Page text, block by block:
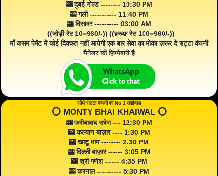
🎰 दुबई गोल्ड -------- 10:30 PM
🎰 गली ----------- 11:40 PM
🎰 दिसावर ---------- 03:00 AM
((जोड़ी रेट 10=960/-)) ((हरूफ़ रेट 100=960/-))
माँ क़सम पेमेंट में कोई दिक्कत नहीं आयेगी एक बार सेवा का मोका ज़रूर दे सट्टा कंपनी
मैनेजर की ज़िम्मेवारी है
सीधे सट्टा कंपनी का No 1 खाईवाल
⭕️ MONTY BHAI KHAIWAL ⭕️
🎰 फरीदाबाद सवेरा --- 12:30 PM
🎰 कल्याण बाज़ार ---- 1:30 PM
🎰 खाटू धाम -------- 2:30 PM
🎰 दिल्ली बाज़ार ------ 3:05 PM
🎰 श्री गणेश ------ 4:35 PM
🎰 करनाल ---------- 5:30 PM